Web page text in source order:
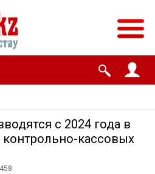
с 2024 года в
кассовых